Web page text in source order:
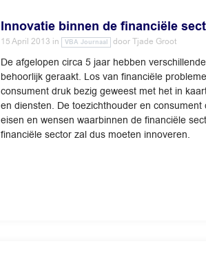
Innovatie binnen de financiële
15 April 2013 in VBA Journaal doorTjade Groot
De afgelopen circa 5 jaar hebben
behoorlijk geraakt. Los van financiële
consument druk bezig geweest met het in
en diensten. De toezichthouder en
eisen en wensen waarbinnen de financiële
financiële sector zal dus moeten innoveren.